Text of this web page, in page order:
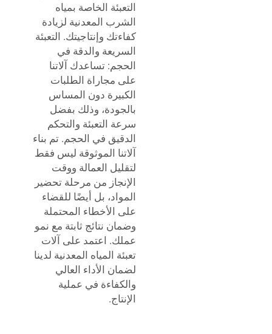
التعبئة الخاصة بمياه
الشرب المعدنية لزيادة
كفاءتك وإنتاجيتك. التعبئة
السريعة والدقة في
الحجم: تساعدك آلاتنا
على مجاراة الطلبات
الكبيرة دون المساس
بالجودة، وذلك بفضل
سرعة التعبئة والتحكم
الدقيق في الحجم. تم بناء
آلاتنا الموثوقة ليس فقط
لتقليل العمالة ووقت
الإنجاز من مرحلة تحضير
المواد، بل أيضًا للقضاء
على الأخطاء المحتملة
وضمان نتائج ثابتة مع نمو
عملك. اعتمد على آلات
تعبئة المياه المعدنية لدينا
لضمان الأداء العالي
والكفاءة في عملية
الإنتاج.